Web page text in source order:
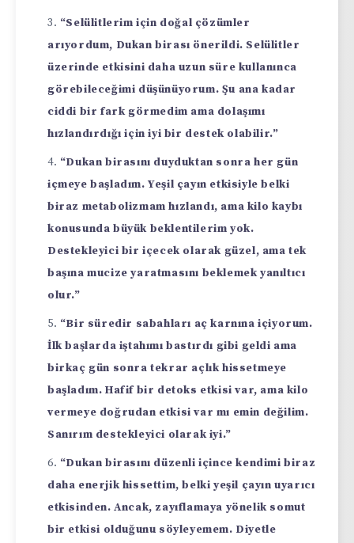
“Selülitlerim için doğal çözümler
arıyordum, Dukan birası önerildi. Selülitler
üzerinde etkisini daha uzun süre kullanınca
görebileceğimi düşünüyorum. Şu ana kadar
ciddi bir fark görmedim ama dolaşımı
hızlandırdığı için iyi bir destek olabilir.”
“Dukan birasını duyduktan sonra her gün
içmeye başladım. Yeşil çayın etkisiyle belki
biraz metabolizmam hızlandı, ama kilo kaybı
konusunda büyük beklentilerim yok.
Destekleyici bir içecek olarak güzel, ama tek
başına mucize yaratmasını beklemek yanıltıcı
olur.”
“Bir süredir sabahları aç karnına içiyorum.
İlk başlarda iştahımı bastırdı gibi geldi ama
birkaç gün sonra tekrar açlık hissetmeye
başladım. Hafif bir detoks etkisi var, ama kilo
vermeye doğrudan etkisi var mı emin değilim.
Sanırım destekleyici olarak iyi.”
“Dukan birasını düzenli içince kendimi biraz
daha enerjik hissettim, belki yeşil çayın uyarıcı
etkisinden. Ancak, zayıflamaya yönelik somut
bir etkisi olduğunu söyleyemem. Diyetle